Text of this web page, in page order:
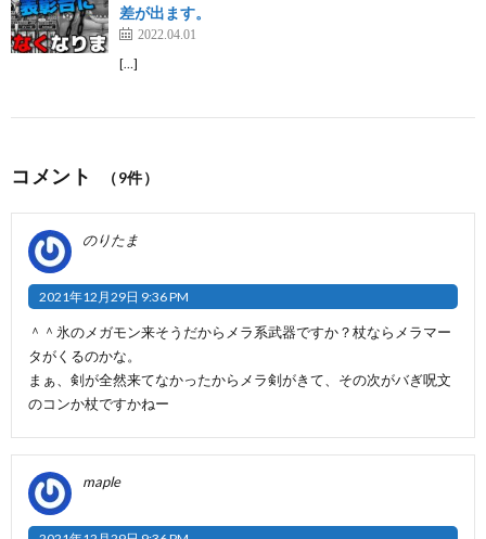
差が出ます。
2022.04.01
[…]
コメント （9件）
のりたま
2021年12月29日 9:36 PM
＾＾氷のメガモン来そうだからメラ系武器ですか？杖ならメラマー
タがくるのかな。
まぁ、剣が全然来てなかったからメラ剣がきて、その次がバぎ呪文
のコンか杖ですかねー
maple